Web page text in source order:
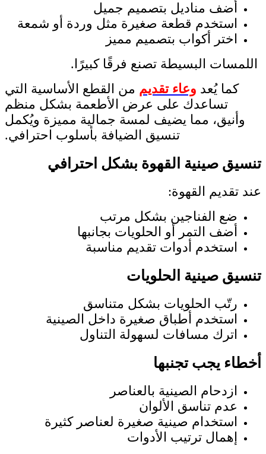
أضف مناديل بتصميم جميل
استخدم قطعة صغيرة مثل وردة أو شمعة
اختر أكواب بتصميم مميز
اللمسات البسيطة تصنع فرقًا كبيرًا.
كما يُعد وعاء تقديم من القطع الأساسية التي
تساعدك على عرض الأطعمة بشكل منظم
وأنيق، مما يضيف لمسة جمالية مميزة ويُكمل
تنسيق الضيافة بأسلوب احترافي.
تنسيق صينية القهوة بشكل احترافي
عند تقديم القهوة:
ضع الفناجين بشكل مرتب
أضف التمر أو الحلويات بجانبها
استخدم أدوات تقديم مناسبة
تنسيق صينية الحلويات
رتّب الحلويات بشكل متناسق
استخدم أطباق صغيرة داخل الصينية
اترك مسافات لسهولة التناول
أخطاء يجب تجنبها
ازدحام الصينية بالعناصر
عدم تناسق الألوان
استخدام صينية صغيرة لعناصر كثيرة
إهمال ترتيب الأدوات